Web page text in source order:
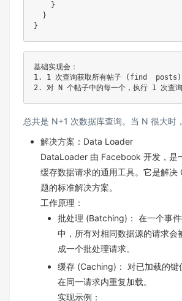
    }
  }
基础实现会：
1. 1 次查询获取所有帖子 (find  posts)
总共是 N+1 次数据库查询。当 N 很大时
解决方案：Data Loader
DataLoader 由 Facebook 开发，是
缓存数据请求的通用工具。它是解决
题的标准解决方案。
工作原理：
批处理 (Batching)： 在一个事件
中，所有对相同数据源的请求会
成一个批处理请求。
缓存 (Caching)： 对已加载的键
在同一请求内重复加载。
实现示例：